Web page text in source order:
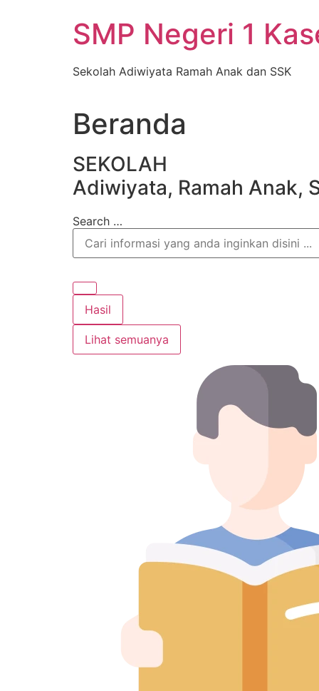
SMP Negeri 1
Sekolah Adiwiyata Ramah Anak dan SSK
Beranda
SEKOLAH
Adiwiyata, Ramah Anak,
Search …
Hasil
Lihat semuanya